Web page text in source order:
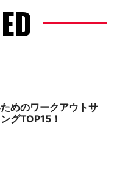
めのワークアウトサ
グTOP15！